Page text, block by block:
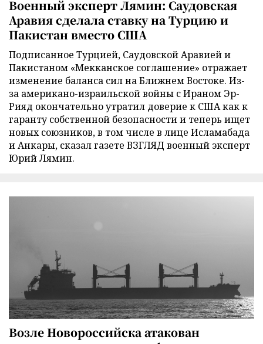
Военный эксперт Лямин: Саудовская
Аравия сделала ставку на Турцию и
Пакистан вместо США
Подписанное Турцией, Саудовской Аравией и
Пакистаном «Мекканское соглашение» отражает
изменение баланса сил на Ближнем Востоке. Из-
за американо-израильской войны с Ираном Эр-
Рияд окончательно утратил доверие к США как к
гаранту собственной безопасности и теперь ищет
новых союзников, в том числе в лице Исламабада
и Анкары, сказал газете ВЗГЛЯД военный эксперт
Юрий Лямин.
Возле Новороссийска атакован